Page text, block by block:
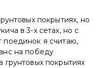
покрытиях, но
в 3-х сетах, но с
поединок я считаю,
на победу
грунтовых покрытиях